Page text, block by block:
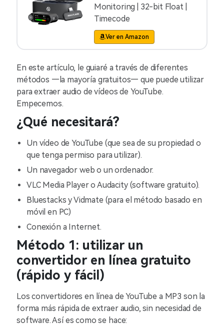
Monitoring | 32-bit Float |
Timecode
Ver en Amazon
En este artículo, le guiaré a través de diferentes
métodos —la mayoría gratuitos— que puede utilizar
para extraer audio de vídeos de YouTube.
Empecemos.
¿Qué necesitará?
Un vídeo de YouTube (que sea de su propiedad o
que tenga permiso para utilizar).
Un navegador web o un ordenador.
VLC Media Player o Audacity (software gratuito).
Bluestacks y Vidmate (para el método basado en
móvil en PC)
Conexión a Internet.
Método 1: utilizar un
convertidor en línea gratuito
(rápido y fácil)
Los convertidores en línea de YouTube a MP3 son la
forma más rápida de extraer audio, sin necesidad de
software. Así es como se hace: